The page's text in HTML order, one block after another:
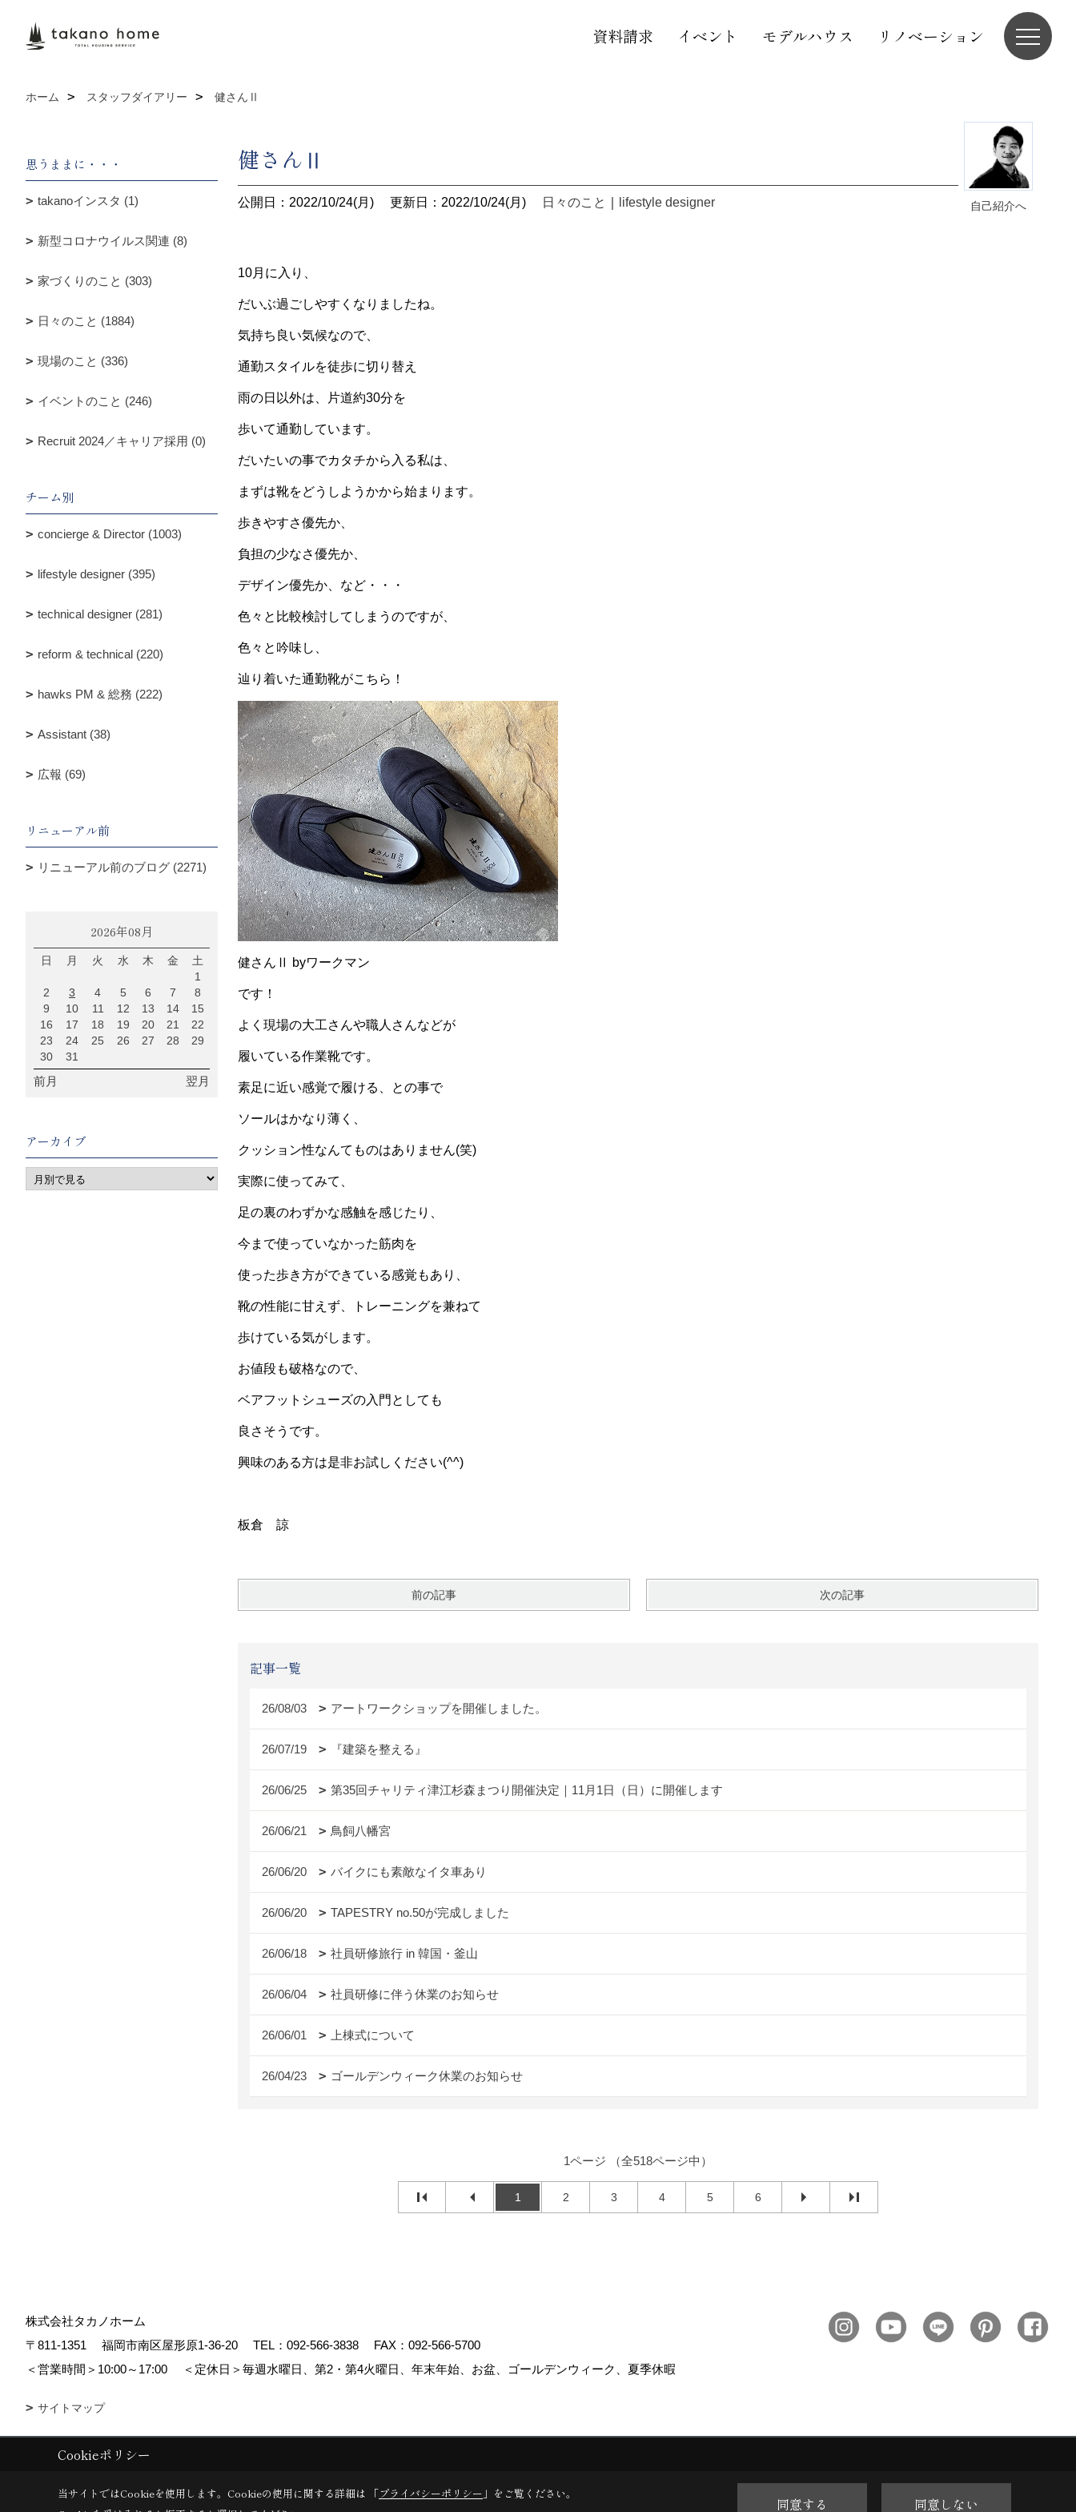
資料請求 イベント モデルハウス リノベーション
ホーム スタッフダイアリー 健さんⅡ
自己紹介へ
健さんⅡ
公開日：2022/10/24(月) 更新日：2022/10/24(月) 日々のこと lifestyle designer
10月に入り、
だいぶ過ごしやすくなりましたね。
気持ち良い気候なので、
通勤スタイルを徒歩に切り替え
雨の日以外は、片道約30分を
歩いて通勤しています。
だいたいの事でカタチから入る私は、
まずは靴をどうしようかから始まります。
歩きやすさ優先か、
負担の少なさ優先か、
デザイン優先か、など・・・
色々と比較検討してしまうのですが、
色々と吟味し、
辿り着いた通勤靴がこちら！
健さんⅡ byワークマン
です！
よく現場の大工さんや職人さんなどが
履いている作業靴です。
素足に近い感覚で履ける、との事で
ソールはかなり薄く、
クッション性なんてものはありません(笑)
実際に使ってみて、
足の裏のわずかな感触を感じたり、
今まで使っていなかった筋肉を
使った歩き方ができている感覚もあり、
靴の性能に甘えず、トレーニングを兼ねて
歩けている気がします。
お値段も破格なので、
ベアフットシューズの入門としても
良さそうです。
興味のある方は是非お試しください(^^)
板倉 諒
前の記事 次の記事
記事一覧
26/08/03 アートワークショップを開催しました。
26/07/19 『建築を整える』
26/06/25 第35回チャリティ津江杉森まつり開催決定｜11月1日（日）に開催します
26/06/21 鳥飼八幡宮
26/06/20 バイクにも素敵なイタ車あり
26/06/20 TAPESTRY no.50が完成しました
26/06/18 社員研修旅行 in 韓国・釜山
26/06/04 社員研修に伴う休業のお知らせ
26/06/01 上棟式について
26/04/23 ゴールデンウィーク休業のお知らせ
1ページ （全518ページ中）
1 2 3 4 5 6
思うままに・・・
takanoインスタ (1)
新型コロナウイルス関連 (8)
家づくりのこと (303)
日々のこと (1884)
現場のこと (336)
イベントのこと (246)
Recruit 2024／キャリア採用 (0)
チーム別
concierge & Director (1003)
lifestyle designer (395)
technical designer (281)
reform & technical (220)
hawks PM & 総務 (222)
Assistant (38)
広報 (69)
リニューアル前
リニューアル前のブログ (2271)
2026年08月
日 月 火 水 木 金
土
1
2
3 4 5 6 7
8
9
10 11 12 13 14
15
16
17 18 19 20 21
22
23
24 25 26 27 28
29
30
31
前月 翌月
アーカイブ
株式会社タカノホーム
〒811-1351
福岡市南区屋形原1-36-20 TEL： 092-566-3838
FAX：092-566-5700
＜営業時間＞10:00～17:00
＜定休日＞毎週水曜日、第2・第4火曜日、年末年始、お盆、ゴールデンウィーク、夏季休暇
サイトマップ
Copyright (c) TAKANO CONSTRUCTION CO.,LTD. All Rights Reserved.
Cookieポリシー
当サイトではCookieを使用します。 Cookieの使用に関する詳細は 「プライバシーポリシー 」をご覧ください。
同意する 同意しない